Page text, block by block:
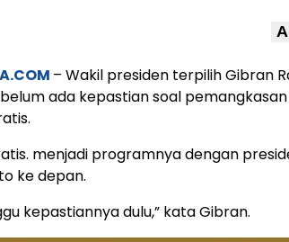
A
– Wakil presiden terpilih Gibran
ada kepastian soal
menjadi programnya dengan
ke depan.
kepastiannya dulu,” kata Gibran.